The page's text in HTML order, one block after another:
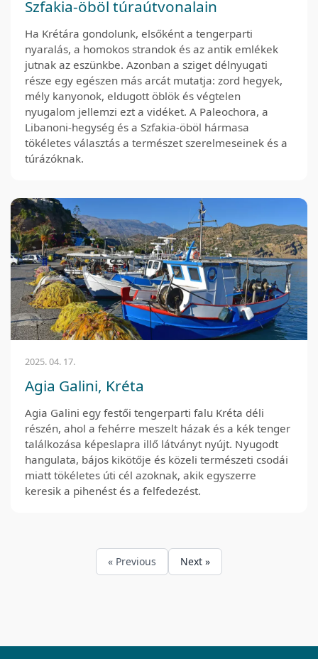
Szfakia-öböl túraútvonalain
Ha Krétára gondolunk, elsőként a tengerparti
nyaralás, a homokos strandok és az antik emlékek
jutnak az eszünkbe. Azonban a sziget délnyugati
része egy egészen más arcát mutatja: zord hegyek,
mély kanyonok, eldugott öblök és végtelen
nyugalom jellemzi ezt a vidéket. A Paleochora, a
Libanoni-hegység és a Szfakia-öböl hármasa
tökéletes választás a természet szerelmeseinek és a
túrázóknak.
2025. 04. 17.
Agia Galini, Kréta
Agia Galini egy festői tengerparti falu Kréta déli
részén, ahol a fehérre meszelt házak és a kék tenger
találkozása képeslapra illő látványt nyújt. Nyugodt
hangulata, bájos kikötője és közeli természeti csodái
miatt tökéletes úti cél azoknak, akik egyszerre
keresik a pihenést és a felfedezést.
« Previous Next »